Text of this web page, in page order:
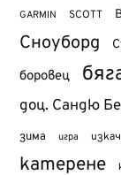
GARMIN SCOTT
Сноуборд
боровец
доц. Сандю
зима игра
катерене